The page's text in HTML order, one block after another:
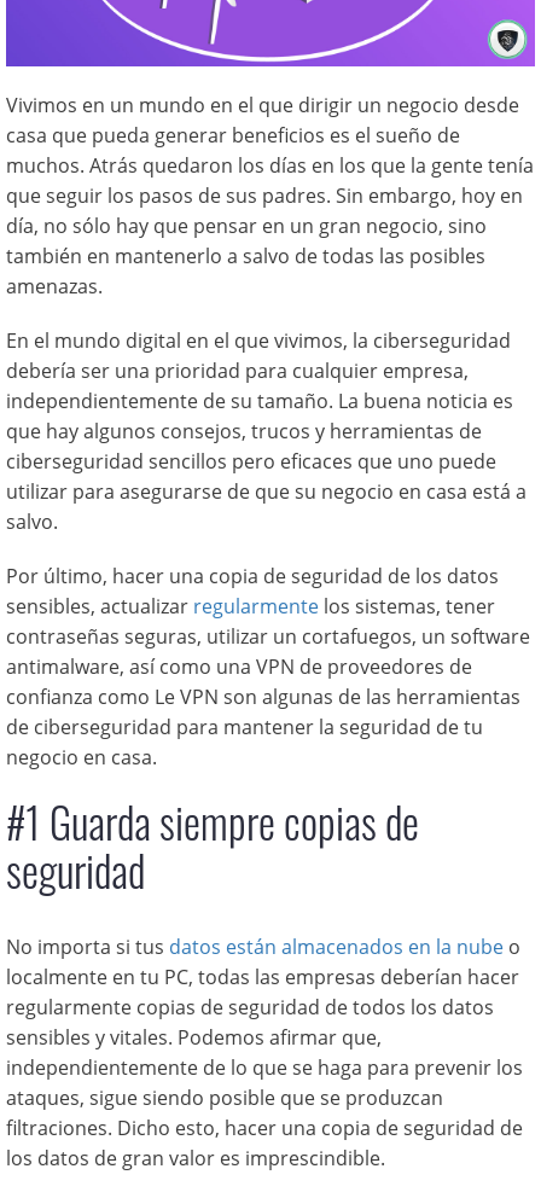
Vivimos en un mundo en el que dirigir un negocio desde
casa que pueda generar beneficios es el sueño de
muchos. Atrás quedaron los días en los que la gente tenía
que seguir los pasos de sus padres. Sin embargo, hoy en
día, no sólo hay que pensar en un gran negocio, sino
también en mantenerlo a salvo de todas las posibles
amenazas.
En el mundo digital en el que vivimos, la ciberseguridad
debería ser una prioridad para cualquier empresa,
independientemente de su tamaño. La buena noticia es
que hay algunos consejos, trucos y herramientas de
ciberseguridad sencillos pero eficaces que uno puede
utilizar para asegurarse de que su negocio en casa está a
salvo.
Por último, hacer una copia de seguridad de los datos
sensibles, actualizar regularmente los sistemas, tener
contraseñas seguras, utilizar un cortafuegos, un software
antimalware, así como una VPN de proveedores de
confianza como Le VPN son algunas de las herramientas
de ciberseguridad para mantener la seguridad de tu
negocio en casa.
#1 Guarda siempre copias de
seguridad
No importa si tus datos están almacenados en la nube o
localmente en tu PC, todas las empresas deberían hacer
regularmente copias de seguridad de todos los datos
sensibles y vitales. Podemos afirmar que,
independientemente de lo que se haga para prevenir los
ataques, sigue siendo posible que se produzcan
filtraciones. Dicho esto, hacer una copia de seguridad de
los datos de gran valor es imprescindible.